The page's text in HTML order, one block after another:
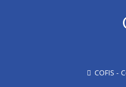
COFIS -